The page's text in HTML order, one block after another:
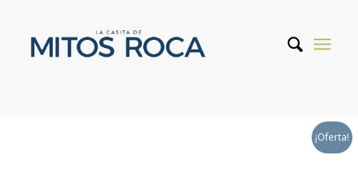
¡Oferta!